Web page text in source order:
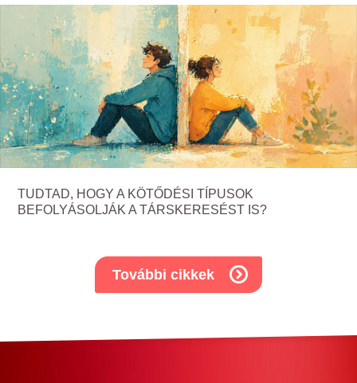
TUDTAD, HOGY A KÖTŐDÉSI TÍPUSOK
BEFOLYÁSOLJÁK A TÁRSKERESÉST IS?
További cikkek